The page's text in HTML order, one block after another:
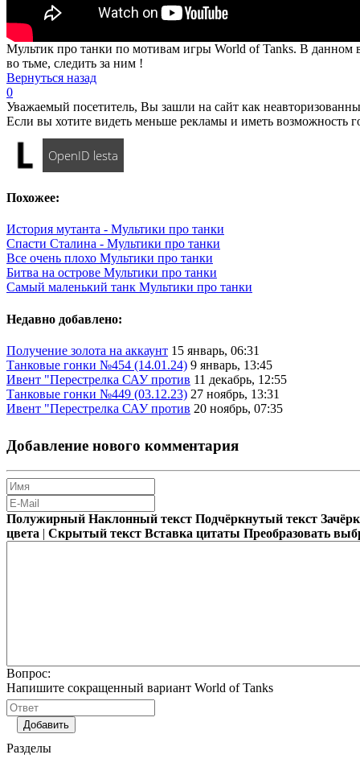
Мультик про танки по мотивам игры World of Tanks. В данном
во тьме, следить за ним !
Вернуться назад
0
Уважаемый посетитель, Вы зашли на сайт как
Если вы хотите видеть меньше рекламы и иметь возможность
OpenID lesta
Похожее:
История мутанта - Мультики про танки
Спасти Сталина - Мультики про танки
Все очень плохо Мультики про танки
Битва на острове Мультики про танки
Самый маленький танк Мультики про танки
Недавно добавлено:
Получение золота на аккаунт 15 январь, 06:31
Танковые гонки №454 (14.01.24) 9 январь, 13:45
Ивент "Перестрелка САУ против 11 декабрь, 12:55
Танковые гонки №449 (03.12.23) 27 ноябрь, 13:31
Ивент "Перестрелка САУ против 20 ноябрь, 07:35
Добавление нового комментария
Полужирный Наклонный текст Подчёркнутый текст
цвета | Скрытый текст Вставка цитаты Преобразовать
Вопрос:
Напишите сокращенный вариант World of Tanks
Добавить
Разделы